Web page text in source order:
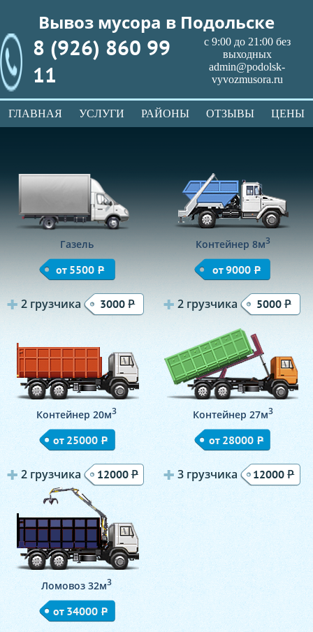
Вывоз мусора в Подольске
8 (926) 860 99
11
с 9:00 до 21:00 без
выходных
admin@podolsk-
vyvozmusora.ru
ГЛАВНАЯ УСЛУГИ РАЙОНЫ ОТЗЫВЫ ЦЕНЫ
Газель
от 5500 Р
2 грузчика 3000Р
Контейнер 8м3
от 9000 Р
2 грузчика 5000Р
Контейнер 20м3
от 25000 Р
2 грузчика 12000Р
Контейнер 27м3
от 28000 Р
3 грузчика 12000Р
Ломовоз 32м3
от 34000 Р